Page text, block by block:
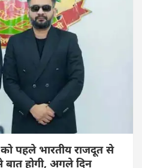
पहले भारतीय राजदूत से
होगी, अगले दिन